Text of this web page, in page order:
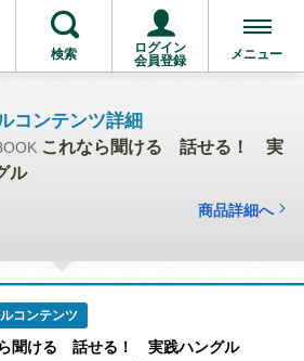
検索
ログイン
会員登録
メニュー
コンテンツ詳細
これなら聞ける 話せる！ 実
ル
商品詳細へ
コンテンツ
聞ける 話せる！ 実践ハングル